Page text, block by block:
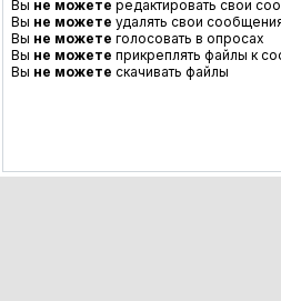
Вы не можете редактировать свои
Вы не можете удалять свои
Вы не можете голосовать в опросах
Вы не можете прикреплять файлы к
Вы не можете скачивать файлы